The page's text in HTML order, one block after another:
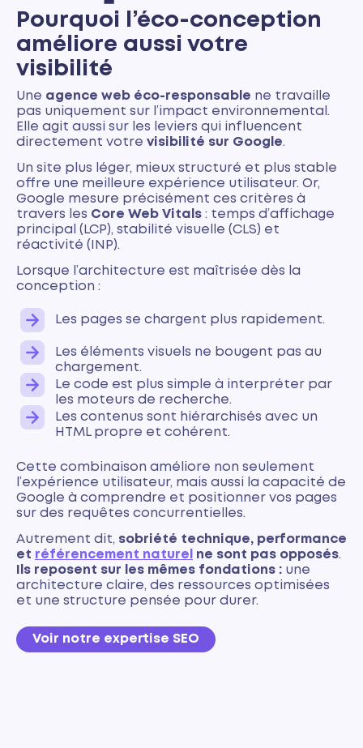
Pourquoi l’éco-conception
améliore aussi votre
visibilité
Une agence web éco-responsable ne travaille
pas uniquement sur l’impact environnemental.
Elle agit aussi sur les leviers qui influencent
directement votre visibilité sur Google.
Un site plus léger, mieux structuré et plus stable
offre une meilleure expérience utilisateur. Or,
Google mesure précisément ces critères à
travers les Core Web Vitals : temps d’affichage
principal (LCP), stabilité visuelle (CLS) et
réactivité (INP).
Lorsque l’architecture est maîtrisée dès la
conception :
Les pages se chargent plus rapidement.
Les éléments visuels ne bougent pas au
chargement.
Le code est plus simple à interpréter par
les moteurs de recherche.
Les contenus sont hiérarchisés avec un
HTML propre et cohérent.
Cette combinaison améliore non seulement
l’expérience utilisateur, mais aussi la capacité de
Google à comprendre et positionner vos pages
sur des requêtes concurrentielles.
Autrement dit, sobriété technique, performance
et référencement naturel ne sont pas opposés.
Ils reposent sur les mêmes fondations : une
architecture claire, des ressources optimisées
et une structure pensée pour durer.
Voir notre expertise SEO